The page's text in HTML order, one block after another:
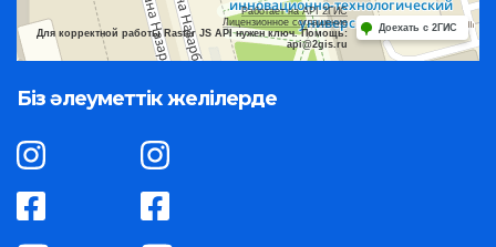
Работает на API 2ГИС
Лицензионное соглашение
Для корректной работы Raster JS API нужен ключ. Помощь:
api@2gis.ru
Доехать с 2ГИС
Біз әлеуметтік желілерде